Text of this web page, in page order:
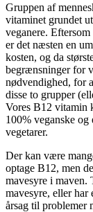
Gruppen af
vitaminet grundet
veganere.
er det næsten en
kosten, og da
begrænsninger for
nødvendighed, for
disse to grupper
Vores B12 vitamin
100% veganske
vegetarer.
Der kan være
optage B12, men
mavesyre i maven.
mavesyre, eller
årsag til problemer